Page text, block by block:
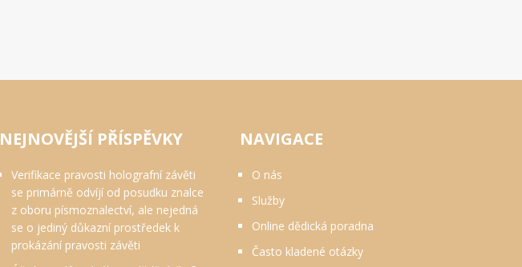
NEJNOVĚJŠÍ PŘÍSPĚVKY
Verifikace pravosti holografní závěti
se primárně odvíjí od posudku znalce
z oboru písmoznalectví, ale nejedná
se o jediný důkazní prostředek k
prokázání pravosti závěti
NAVIGACE
O nás
Služby
Online dědická poradna
Často kladené otázky